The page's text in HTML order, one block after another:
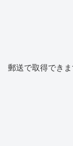
郵送で取得できま